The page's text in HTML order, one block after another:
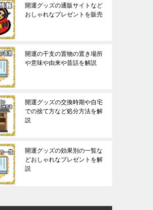
開運グッズの通販サイトなど
おしゃれなプレゼントを販売
開運の干支の置物の置き場所
や意味や由来や昔話を解説
開運グッズの交換時期や自宅
での捨て方など処分方法を解
説
開運グッズの効果別の一覧な
どおしゃれなプレゼントを解
説